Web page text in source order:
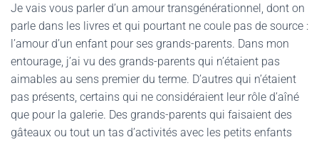
Je vais vous parler d’un amour transgénérationnel, dont on
parle dans les livres et qui pourtant ne coule pas de source :
l’amour d’un enfant pour ses grands-parents. Dans mon
entourage, j’ai vu des grands-parents qui n’étaient pas
aimables au sens premier du terme. D’autres qui n’étaient
pas présents, certains qui ne considéraient leur rôle d’aîné
que pour la galerie. Des grands-parents qui faisaient des
gâteaux ou tout un tas d’activités avec les petits enfants